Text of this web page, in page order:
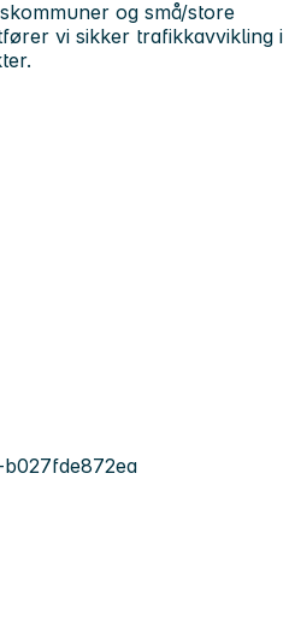
og små/store
vi sikker trafikkavvikling i